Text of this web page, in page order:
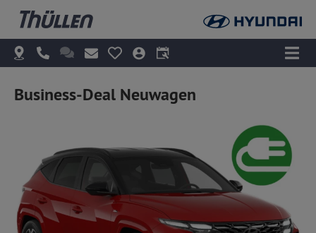
Business-Deal Neuwagen